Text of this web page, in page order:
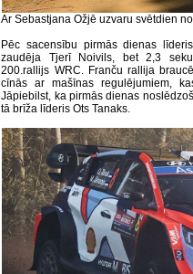
Ar Sebastjana Ožjē uzvaru svētdien
Pēc sacensību pirmās dienas
zaudēja Tjerī Noivils, bet 2,3
200.rallijs WRC. Franču rallija
cīnās ar mašīnas regulējumiem,
Jāpiebilst, ka pirmās dienas
tā brīža līderis Ots Tanaks.